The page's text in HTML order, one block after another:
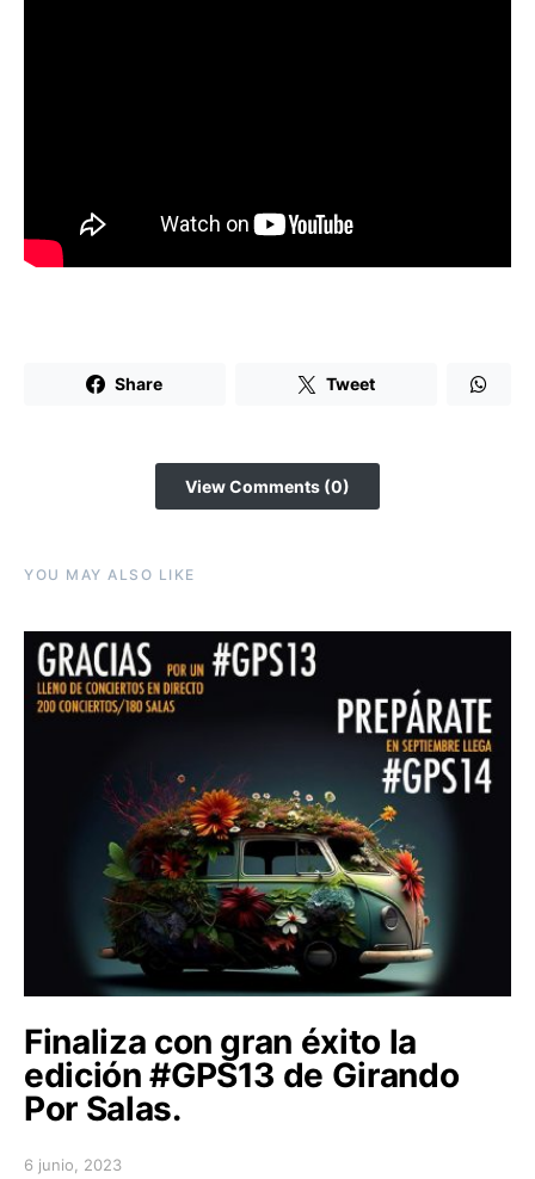
Share Tweet
View Comments (0)
YOU MAY ALSO LIKE
Finaliza con gran éxito la
edición #GPS13 de Girando
Por Salas.
Posted on
6 junio, 2023